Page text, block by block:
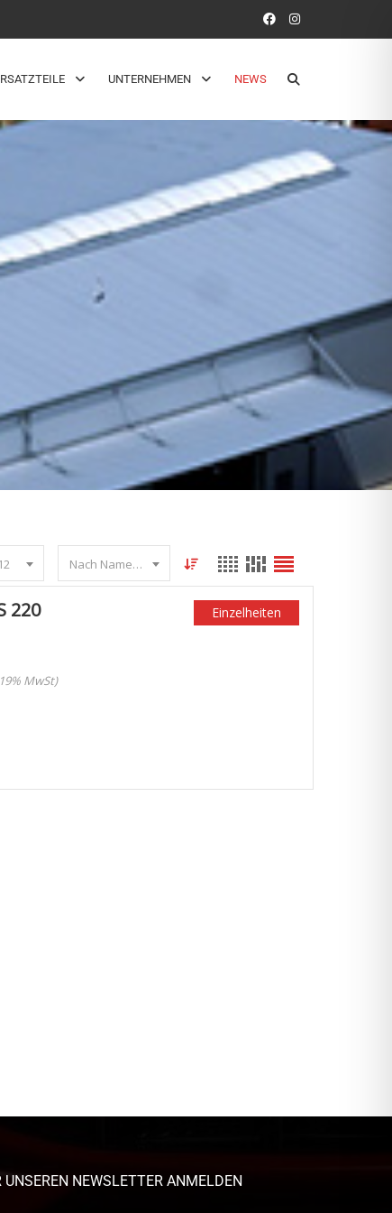
UNTERNEHMEN NEWS
12 Nach Name sortieren
220
MwSt)
Einzelheiten
UNSEREN NEWSLETTER ANMELDEN